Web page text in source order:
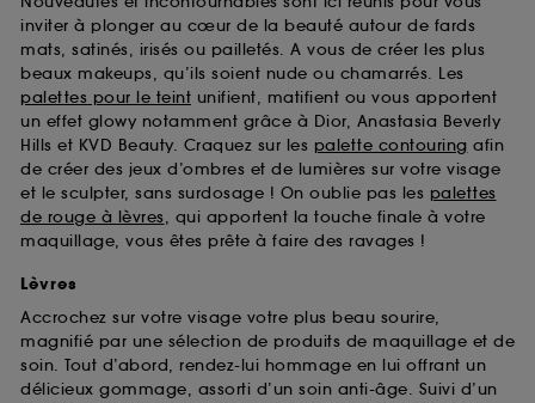
inviter à plonger au cœur de la beauté autour de fards
mats, satinés, irisés ou pailletés. A vous de créer les plus
beaux makeups, qu’ils soient nude ou chamarrés. Les
palettes pour le teint unifient, matifient ou vous apportent
un effet glowy notamment grâce à Dior, Anastasia Beverly
Hills et KVD Beauty. Craquez sur les palette contouring afin
de créer des jeux d’ombres et de lumières sur votre visage
et le sculpter, sans surdosage ! On oublie pas les palettes
de rouge à lèvres, qui apportent la touche finale à votre
maquillage, vous êtes prête à faire des ravages !
Lèvres
Accrochez sur votre visage votre plus beau sourire,
magnifié par une sélection de produits de maquillage et de
soin. Tout d’abord, rendez-lui hommage en lui offrant un
délicieux gommage, assorti d’un soin anti-âge. Suivi d’un
d’en améliorer la performance.
Cookies de sécurisation des paiements en ligne :
ils nous permettent de lutter notamment contre les
fraudes aux moyens de paiement et les
usurpations d’identité.
Cookies fonctionnels :il s’agit de cookies
permettant l’affichage et/ou la fourniture de
certaines fonctionnalités du site, tel que les
cookies d’authentification qui sont utilisés afin de
vous faire bénéficier de l’authentification
sans saisir à nouveau votre identifiant et mot de
passe.